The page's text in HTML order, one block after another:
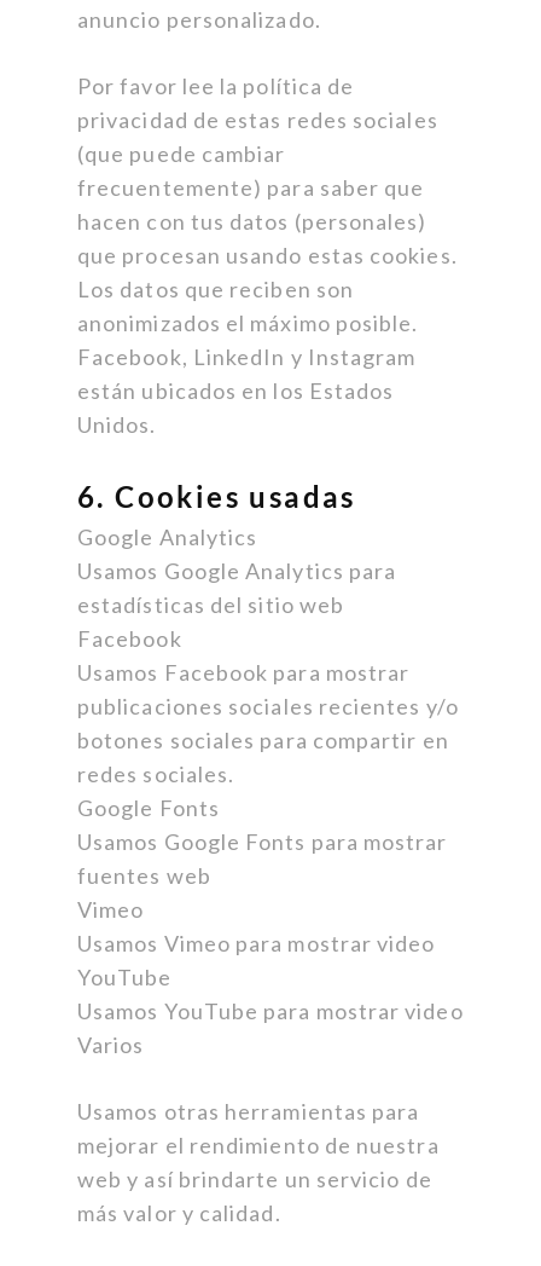
anuncio personalizado.
Por favor lee la política de
privacidad de estas redes sociales
(que puede cambiar
frecuentemente) para saber que
hacen con tus datos (personales)
que procesan usando estas cookies.
Los datos que reciben son
anonimizados el máximo posible.
Facebook, LinkedIn y Instagram
están ubicados en los Estados
Unidos.
6. Cookies usadas
Google Analytics
Usamos Google Analytics para
estadísticas del sitio web
Facebook
Usamos Facebook para mostrar
publicaciones sociales recientes y/o
botones sociales para compartir en
redes sociales.
Google Fonts
Usamos Google Fonts para mostrar
fuentes web
Vimeo
Usamos Vimeo para mostrar video
YouTube
Usamos YouTube para mostrar video
Varios
Usamos otras herramientas para
mejorar el rendimiento de nuestra
web y así brindarte un servicio de
más valor y calidad.